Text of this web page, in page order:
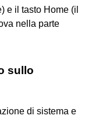
e il tasto Home (il
nella parte
sullo
di sistema e